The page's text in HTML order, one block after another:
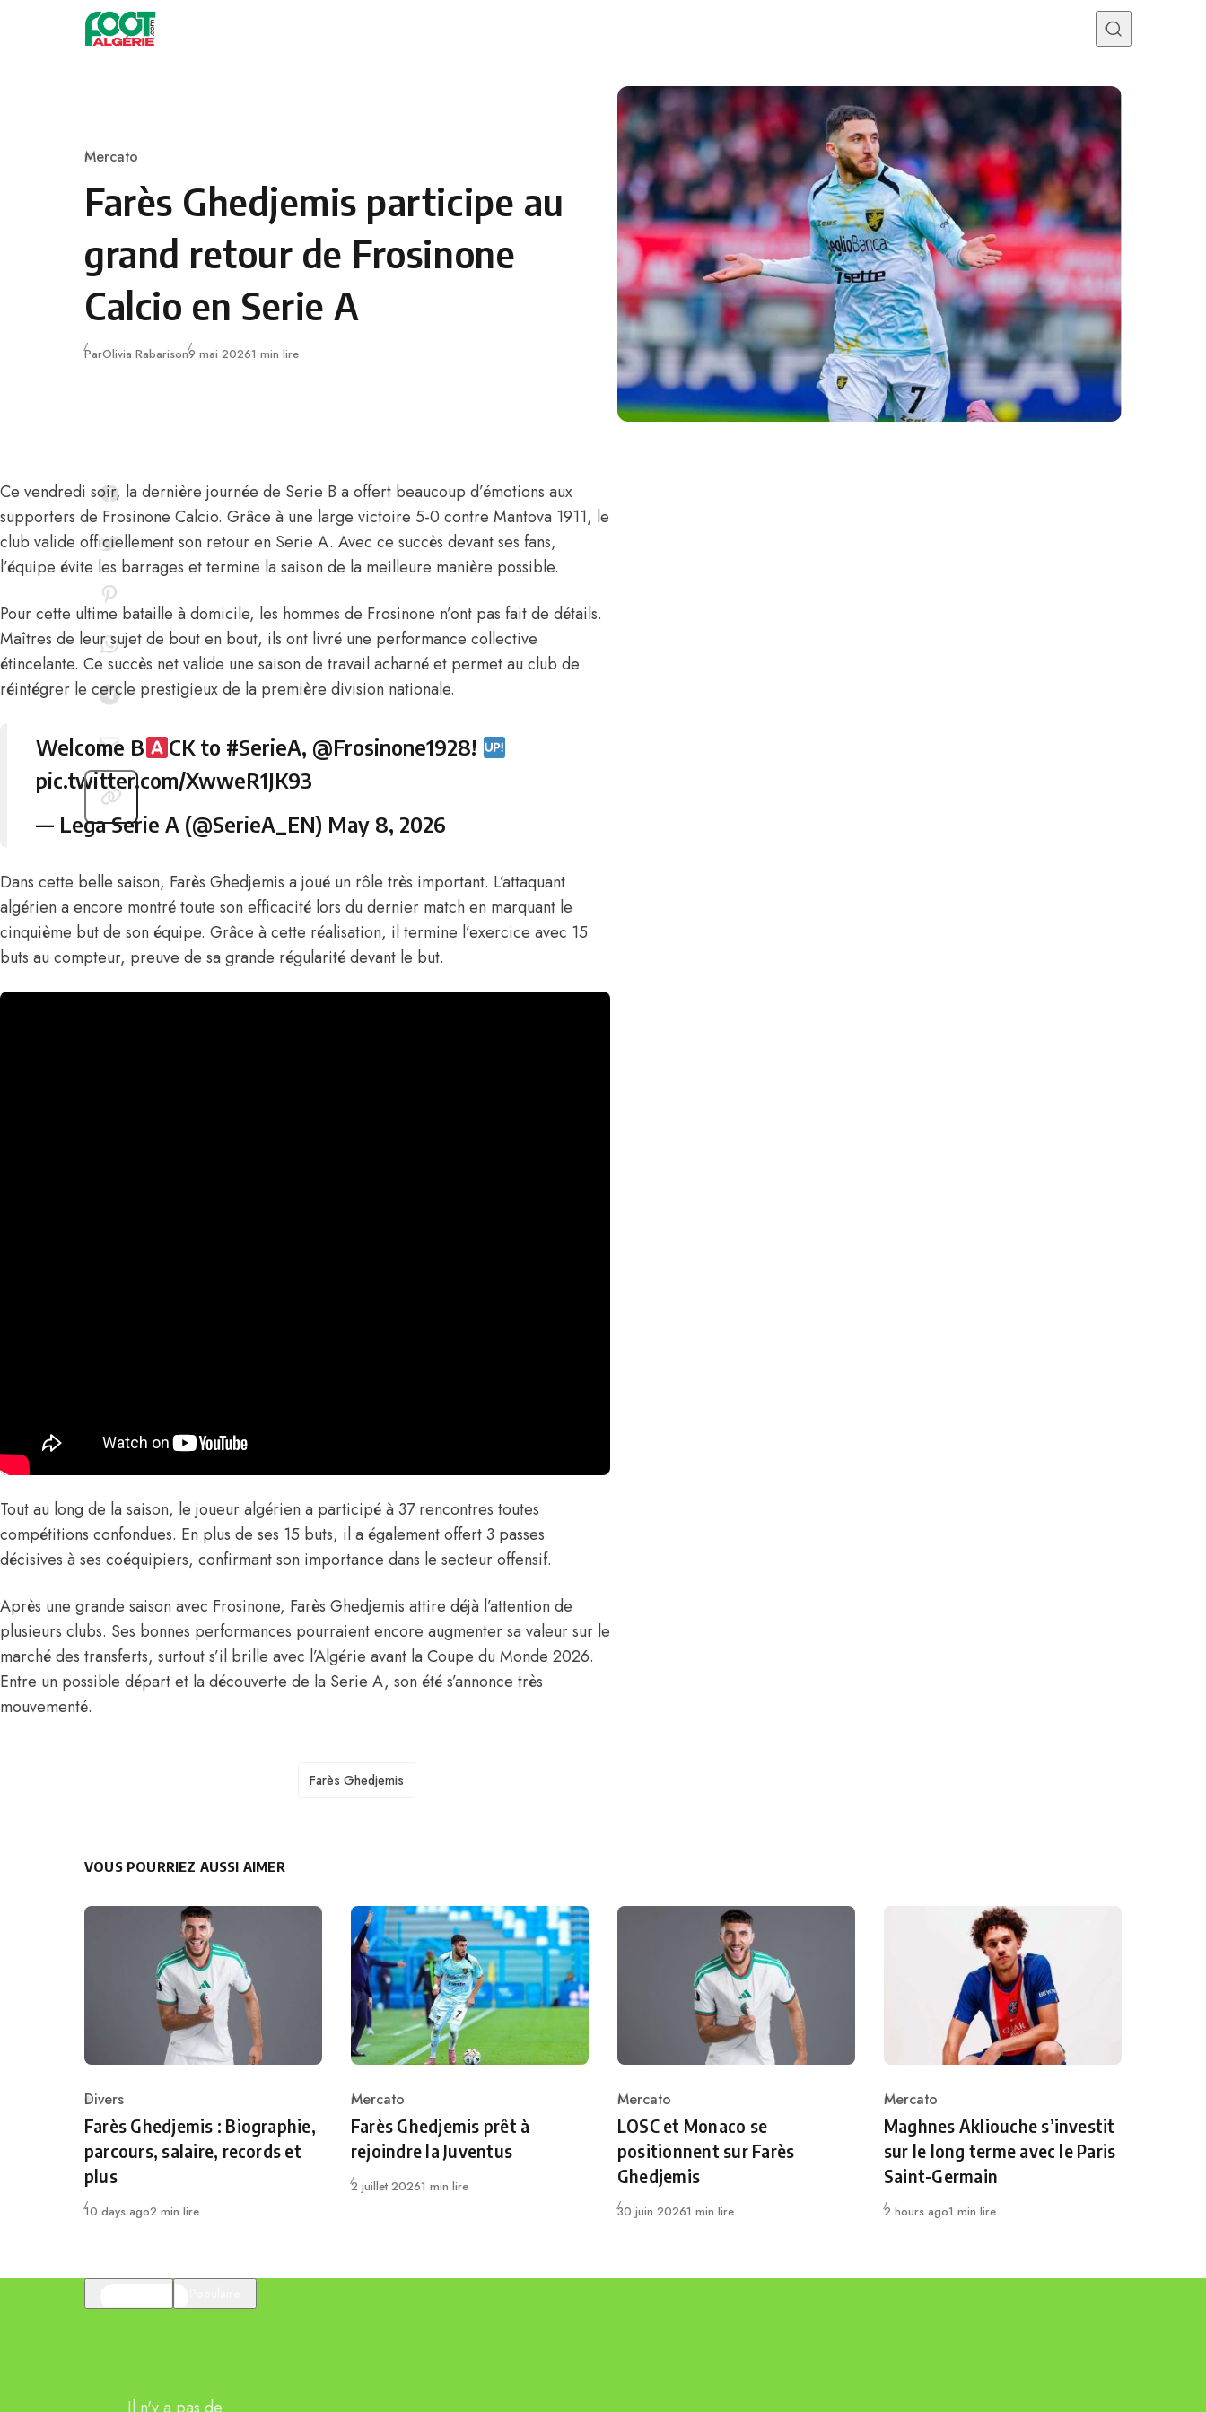
Skip to content
Category
Mercato
Farès Ghedjemis participe au
grand retour de Frosinone
Calcio en Serie A
ParOlivia RabarisonPublié
9 mai 20261 min lire
Ce vendredi soir, la dernière journée de Serie B a offert beaucoup d’émotions aux
supporters de Frosinone Calcio. Grâce à une large victoire 5-0 contre Mantova 1911, le
club valide officiellement son retour en Serie A. Avec ce succès devant ses fans,
l’équipe évite les barrages et termine la saison de la meilleure manière possible.
Pour cette ultime bataille à domicile, les hommes de Frosinone n’ont pas fait de détails.
Maîtres de leur sujet de bout en bout, ils ont livré une performance collective
étincelante. Ce succès net valide une saison de travail acharné et permet au club de
réintégrer le cercle prestigieux de la première division nationale.
Welcome B CK to #SerieA, @Frosinone1928!
pic.twitter.com/XwweR1JK93
— Lega Serie A (@SerieA_EN) May 8, 2026
Dans cette belle saison, Farès Ghedjemis a joué un rôle très important. L’attaquant
algérien a encore montré toute son efficacité lors du dernier match en marquant le
cinquième but de son équipe. Grâce à cette réalisation, il termine l’exercice avec 15
buts au compteur, preuve de sa grande régularité devant le but.
Tout au long de la saison, le joueur algérien a participé à 37 rencontres toutes
compétitions confondues. En plus de ses 15 buts, il a également offert 3 passes
décisives à ses coéquipiers, confirmant son importance dans le secteur offensif.
Après une grande saison avec Frosinone, Farès Ghedjemis attire déjà l’attention de
plusieurs clubs. Ses bonnes performances pourraient encore augmenter sa valeur sur le
marché des transferts, surtout s’il brille avec l’Algérie avant la Coupe du Monde 2026.
Entre un possible départ et la découverte de la Serie A, son été s’annonce très
mouvementé.
TAGS
Farès Ghedjemis
VOUS POURRIEZ AUSSI AIMER
Category
Divers
Farès Ghedjemis : Biographie,
parcours, salaire, records et
plus
Publié
10 days ago2 min lire
Category
Mercato
Farès Ghedjemis prêt à
rejoindre la Juventus
Publié
2 juillet 20261 min lire
Category
Mercato
LOSC et Monaco se
positionnent sur Farès
Ghedjemis
Publié
30 juin 20261 min lire
Category
Mercato
Maghnes Akliouche s’investit
sur le long terme avec le Paris
Saint-Germain
Publié
2 hours ago1 min lire